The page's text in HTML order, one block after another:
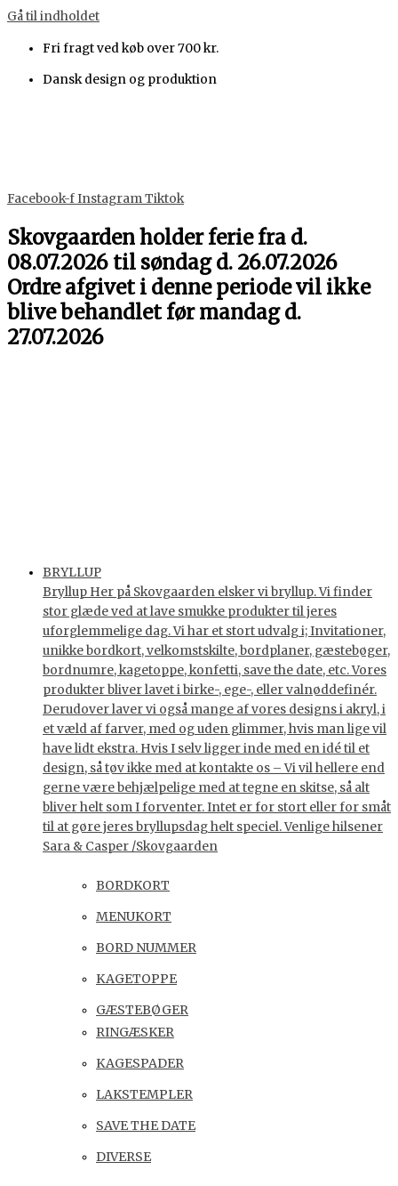
Gå til indholdet
Fri fragt ved køb over 700 kr.
Dansk design og produktion
Facebook-fInstagramTiktok
Skovgaarden holder ferie fra d.
08.07.2026 til søndag d. 26.07.2026
Ordre afgivet i denne periode vil ikke
blive behandlet før mandag d.
27.07.2026
BRYLLUP
Bryllup Her på Skovgaarden elsker vi bryllup. Vi finder
stor glæde ved at lave smukke produkter til jeres
uforglemmelige dag. Vi har et stort udvalg i; Invitationer,
unikke bordkort, velkomstskilte, bordplaner, gæstebøger,
bordnumre, kagetoppe, konfetti, save the date, etc. Vores
produkter bliver lavet i birke-, ege-, eller valnøddefinér.
Derudover laver vi også mange af vores designs i akryl, i
et væld af farver, med og uden glimmer, hvis man lige vil
have lidt ekstra. Hvis I selv ligger inde med en idé til et
design, så tøv ikke med at kontakte os – Vi vil hellere end
gerne være behjælpelige med at tegne en skitse, så alt
bliver helt som I forventer. Intet er for stort eller for småt
til at gøre jeres bryllupsdag helt speciel. Venlige hilsener
Sara & Casper /Skovgaarden
BORDKORT
MENUKORT
BORD NUMMER
KAGETOPPE
GÆSTEBØGER
RINGÆSKER
KAGESPADER
LAKSTEMPLER
SAVE THE DATE
DIVERSE